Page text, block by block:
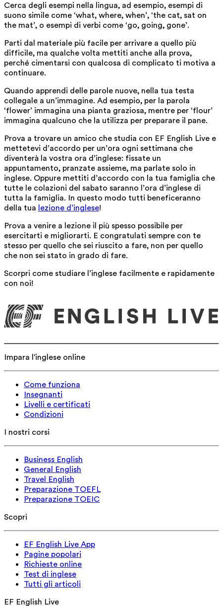
Cerca degli esempi nella lingua, ad esempio, esempi di
suono simile come ‘what, where, when’, ‘the cat, sat on
the mat’, o esempi di verbi come ‘go, going, gone’.
Parti dal materiale più facile per arrivare a quello più
difficile, ma qualche volta mettiti anche alla prova,
perché cimentarsi con qualcosa di complicato ti motiva a
continuare.
Quando apprendi delle parole nuove, nella tua testa
collegale a un’immagine. Ad esempio, per la parola
‘flower’ immagina una pianta graziosa, mentre per ‘flour’
immagina qualcuno che la utilizza per preparare il pane.
Prova a trovare un amico che studia con EF English Live e
mettetevi d’accordo per un’ora ogni settimana che
diventerà la vostra ora d’inglese: fissate un
appuntamento, pranzate assieme, ma parlate solo in
inglese. Oppure mettiti d’accordo con la tua famiglia che
tutte le colazioni del sabato saranno l’ora d’inglese di
tutta la famiglia. In questo modo tutti beneficeranno
della tua lezione d’inglese!
Prova a venire a lezione il più spesso possibile per
esercitarti e migliorarti. E congratulati sempre con te
stesso per quello che sei riuscito a fare, non per quello
che non sei stato in grado di fare.
Scorpri come studiare l’inglese facilmente e rapidamente
con noi!
Impara l'inglese online
Come funziona
Insegnanti
Livelli e certificati
Condizioni
I nostri corsi
Business English
General English
Travel English
Preparazione TOEFL
Preparazione TOEIC
Scopri
EF English Live App
Pagine popolari
Richieste online
Test di inglese
Tutti gli articoli
EF English Live